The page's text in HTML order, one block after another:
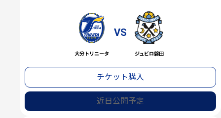
大分トリニータ ジュビロ磐田
VS
チケット購入
近日公開予定